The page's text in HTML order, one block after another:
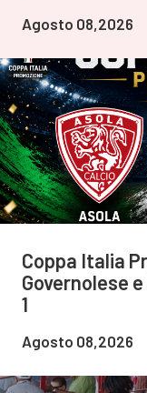
Agosto 08,2026
Coppa Italia
Governolese
1
Agosto 08,2026